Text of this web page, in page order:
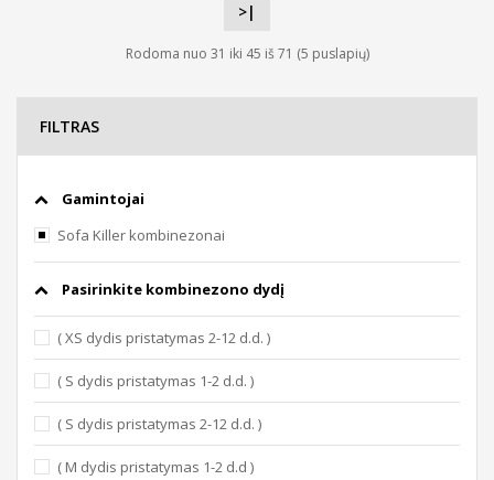
>|
Rodoma nuo 31 iki 45 iš 71 (5 puslapių)
FILTRAS
Gamintojai
Sofa Killer kombinezonai
Pasirinkite kombinezono dydį
( XS dydis pristatymas 2-12 d.d. )
( S dydis pristatymas 1-2 d.d. )
( S dydis pristatymas 2-12 d.d. )
( M dydis pristatymas 1-2 d.d )